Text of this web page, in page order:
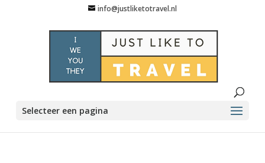
info@justliketotravel.nl
Selecteer een pagina